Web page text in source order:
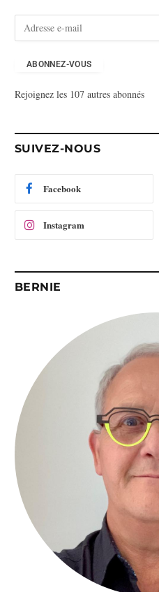
s
-
m
ABONNEZ-VOUS
Rejoignez les 107 autres abonnés
SUIVEZ-NOUS
Facebook
Instagram
BERNIE